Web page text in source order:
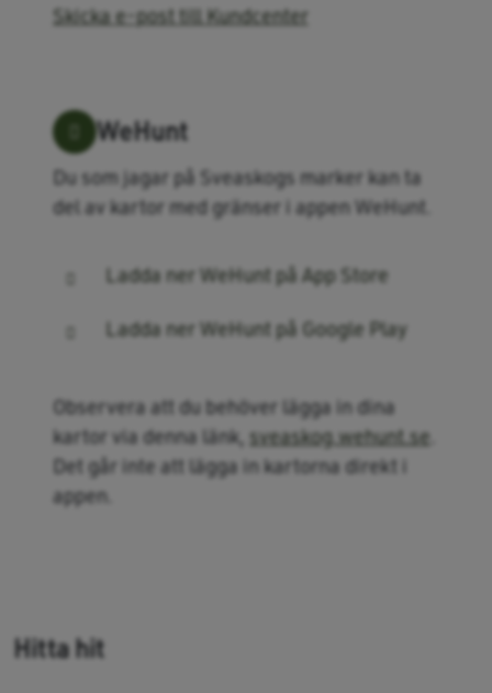
Skicka e-post till Kundcenter
WeHunt
Du som jagar på Sveaskogs marker kan ta
del av kartor med gränser i appen WeHunt.
Ladda ner WeHunt på App Store
Ladda ner WeHunt på Google Play
Observera att du behöver lägga in dina
kartor via denna länk, sveaskog.wehunt.se
Det går inte att lägga in kartorna direkt i
appen.
Hitta hit